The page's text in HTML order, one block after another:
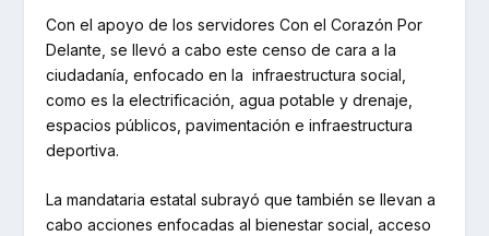
Con el apoyo de los servidores Con el Corazón Por
Delante, se llevó a cabo este censo de cara a la
ciudadanía, enfocado en la infraestructura social,
como es la electrificación, agua potable y drenaje,
espacios públicos, pavimentación e infraestructura
deportiva.
La mandataria estatal subrayó que también se llevan a
cabo acciones enfocadas al bienestar social, acceso